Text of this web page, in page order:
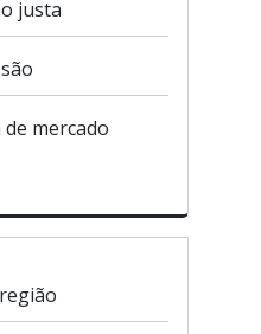
justa
mercado